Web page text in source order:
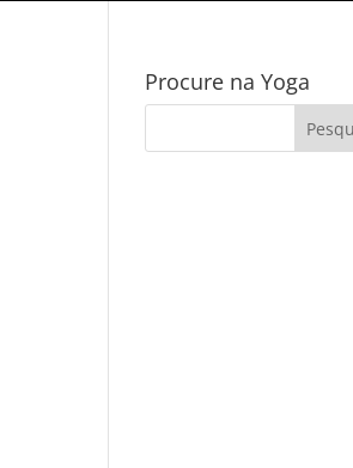
Procure na Yoga